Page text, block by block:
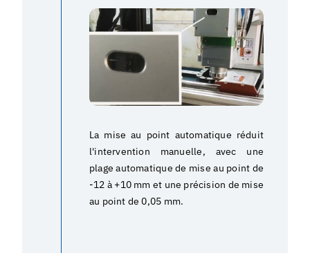
La mise au point automatique réduit
l'intervention manuelle, avec une
plage automatique de mise au point de
-12 à +10 mm et une précision de mise
au point de 0,05 mm.